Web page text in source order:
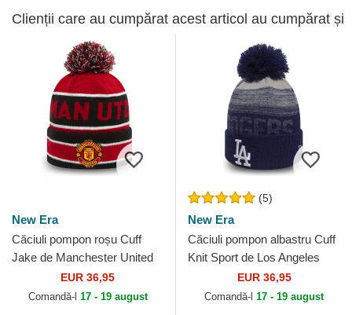
Clienții care au cumpărat acest articol au cumpărat și
New Era
Căciuli pompon roșu Cuff
Jake de Manchester United
Football Club Premier League
de New Era
EUR 36,95
Comandă-l 17 - 19 august
(5)
New Era
Căciuli pompon albastru Cuff
Knit Sport de Los Angeles
Dodgers MLB de New Era
EUR 36,95
Comandă-l 17 - 19 august